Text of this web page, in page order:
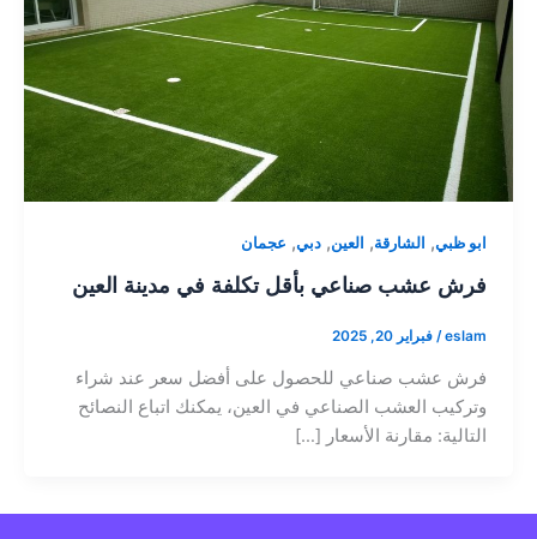
ابو ظبي, الشارقة, العين, دبي, عجمان
فرش عشب صناعي بأقل تكلفة في مدينة العين
eslam
/ فبراير 20, 2025
فرش عشب صناعي للحصول على أفضل سعر عند شراء
وتركيب العشب الصناعي في العين، يمكنك اتباع النصائح
التالية: مقارنة الأسعار […]